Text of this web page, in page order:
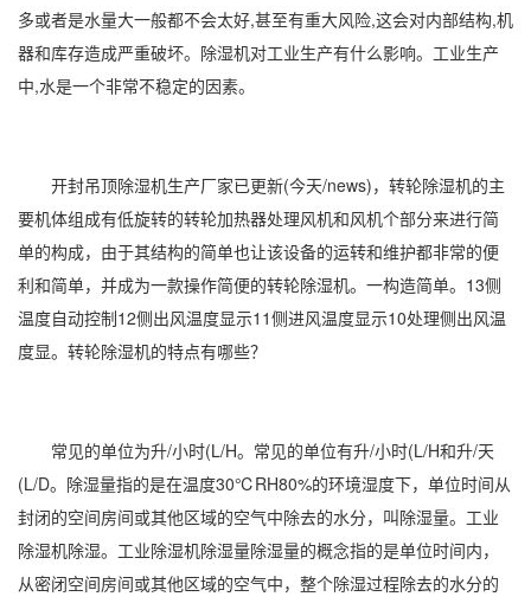
多或者是水量大一般都不会太好,甚至有重大风险,这会对内部结构,机
器和库存造成严重破坏。除湿机对工业生产有什么影响。工业生产
中,水是一个非常不稳定的因素。
开封吊顶除湿机生产厂家已更新(今天/news)，转轮除湿机的主
要机体组成有低旋转的转轮加热器处理风机和风机个部分来进行简
单的构成，由于其结构的简单也让该设备的运转和维护都非常的便
利和简单，并成为一款操作简便的转轮除湿机。一构造简单。13侧
温度自动控制12侧出风温度显示11侧进风温度显示10处理侧出风温
度显。转轮除湿机的特点有哪些？
常见的单位为升/小时(L/H。常见的单位有升/小时(L/H和升/天
(L/D。除湿量指的是在温度30℃RH80%的环境湿度下，单位时间从
封闭的空间房间或其他区域的空气中除去的水分，叫除湿量。工业
除湿机除湿。工业除湿机除湿量除湿量的概念指的是单位时间内，
从密闭空间房间或其他区域的空气中，整个除湿过程除去的水分的